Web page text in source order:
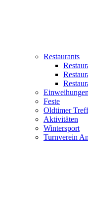
Restaurants
Einweihungen
Feste
Oldtimer
Aktivitäten
Wintersport
Turnverein